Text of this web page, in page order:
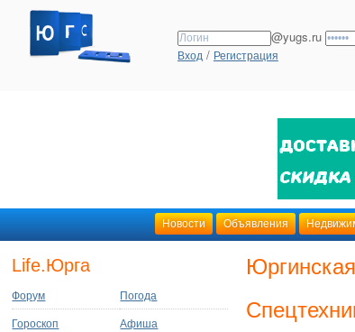
@yugs.ru
Вход / Регистрация
Новости Объявления
Life.Юрга
Форум Погода
Гороскоп Афиша